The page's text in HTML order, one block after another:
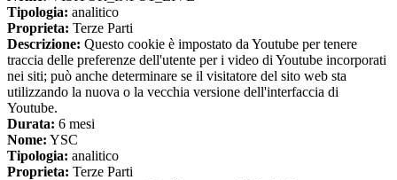
Tipologia: analitico
Proprieta: Terze Parti
Descrizione: Questo cookie è impostato da Youtube per tenere
traccia delle preferenze dell'utente per i video di Youtube incorporati
nei siti; può anche determinare se il visitatore del sito web sta
utilizzando la nuova o la vecchia versione dell'interfaccia di
Youtube.
Durata: 6 mesi
Nome: YSC
Tipologia: analitico
Proprieta: Terze Parti